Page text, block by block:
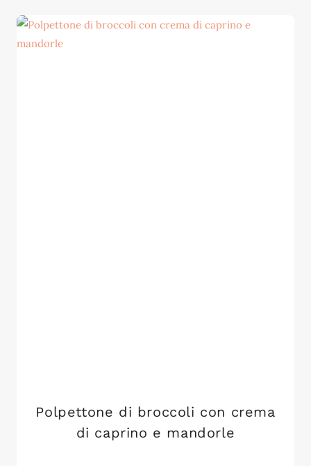
Polpettone di broccoli con crema
di caprino e mandorle